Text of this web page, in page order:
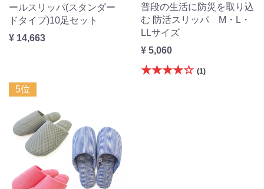
ールスリッパ(スタンダー
ドタイプ)10足セット
¥ 14,663
普段の生活に防災を取り込
む 防活スリッパ M・L・
LLサイズ
¥ 5,060
★★★★☆ (1)
5位